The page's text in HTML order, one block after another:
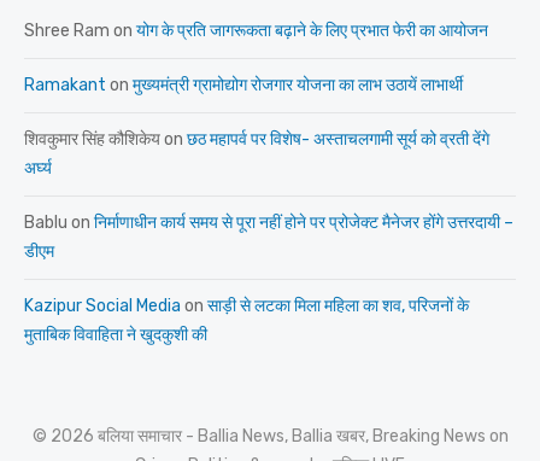
Shree Ram on योग के प्रति जागरूकता बढ़ाने के लिए प्रभात फेरी का आयोजन
Ramakant on मुख्यमंत्री ग्रामोद्योग रोजगार योजना का लाभ उठायें लाभार्थी
शिवकुमार सिंह कौशिकेयon छठ महापर्व पर विशेष- अस्ताचलगामी सूर्य को व्रती देंगे
अर्घ्य
Bablu on निर्माणाधीन कार्य समय से पूरा नहीं होने पर प्रोजेक्ट मैनेजर होंगे उत्तरदायी –
डीएम
Kazipur Social Media on साड़ी से लटका मिला महिला का शव, परिजनों के
मुताबिक विवाहिता ने खुदकुशी की
© 2026 बलिया समाचार - Ballia News, Ballia खबर, Breaking News on